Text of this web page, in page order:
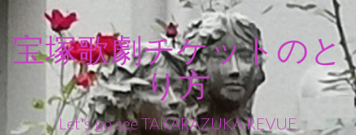
ン
宝塚歌劇チケットのと
り方
Let's go see TAKARAZUKA REVUE